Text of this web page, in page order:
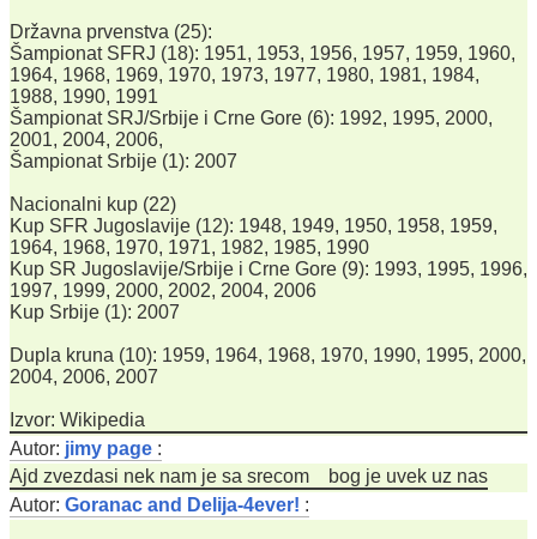
Državna prvenstva (25):
Šampionat SFRJ (18): 1951, 1953, 1956, 1957, 1959, 1960,
1964, 1968, 1969, 1970, 1973, 1977, 1980, 1981, 1984,
1988, 1990, 1991
Šampionat SRJ/Srbije i Crne Gore (6): 1992, 1995, 2000,
2001, 2004, 2006,
Šampionat Srbije (1): 2007
Nacionalni kup (22)
Kup SFR Jugoslavije (12): 1948, 1949, 1950, 1958, 1959,
1964, 1968, 1970, 1971, 1982, 1985, 1990
Kup SR Jugoslavije/Srbije i Crne Gore (9): 1993, 1995, 1996,
1997, 1999, 2000, 2002, 2004, 2006
Kup Srbije (1): 2007
Dupla kruna (10): 1959, 1964, 1968, 1970, 1990, 1995, 2000,
2004, 2006, 2007
Izvor: Wikipedia
Autor: jimy page :
Ajd zvezdasi nek nam je sa srecom bog je uvek uz nas
Autor: Goranac and Delija-4ever! :